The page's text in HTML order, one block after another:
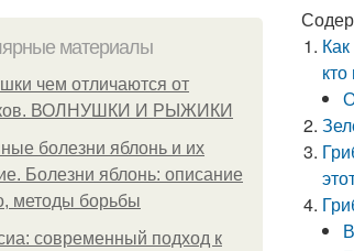
материалы
чем отличаются от
ВОЛНУШКИ И РЫЖИКИ
болезни яблонь и их
Болезни яблонь: описание
методы борьбы
современный подход к